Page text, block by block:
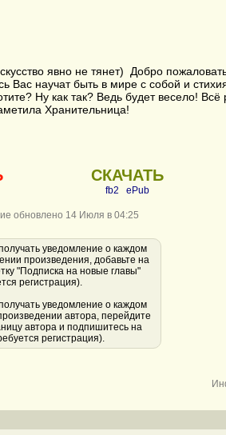
явно не тянет) Добро
Вас научат быть в мире с собой и
Ну как так? Ведь будет весело! Всё
Хранительница!
СКАЧАТЬ
fb2 ePub
обновлено 14 Июля в 04:25
уведомление о каждом
произведения, добавьте на
"Подписка на новые главы"
регистрация).
уведомление о каждом
автора, перейдите
автора и подпишитесь на
регистрация).